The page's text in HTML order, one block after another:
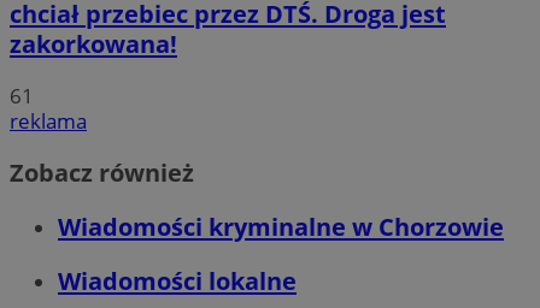
chciał przebiec przez DTŚ. Droga jest
zakorkowana!
61
reklama
Zobacz również
Wiadomości kryminalne w Chorzowie
Wiadomości lokalne